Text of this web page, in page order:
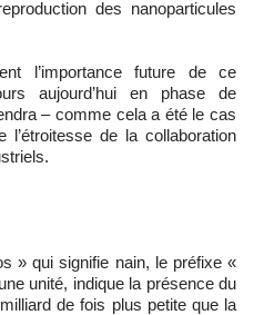
des nanoparticules
l’importance future de ce
aujourd’hui en phase de
– comme cela a été le cas
de la collaboration
» qui signifie nain, le préfixe «
unité, indique la présence du
de fois plus petite que la